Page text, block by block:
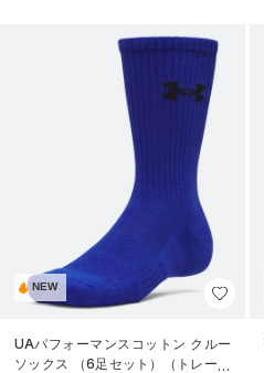
NEW
UAパフォーマンスコットン クルー
ソックス （6足セット）（トレーニ